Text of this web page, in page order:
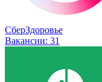
СберЗдоровье
Вакансии: 31